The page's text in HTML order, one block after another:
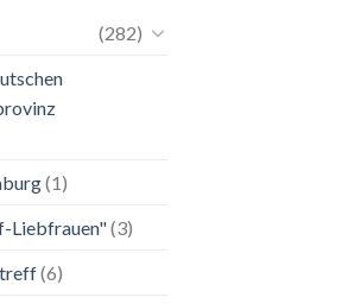
Franziskanische
(282)
(1)
Liebfrauen"(3)
(6)